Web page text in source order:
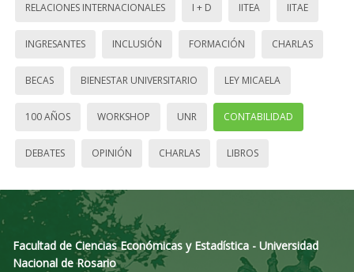
RELACIONES INTERNACIONALES I + D IITEA IITAE
INGRESANTES INCLUSIÓN FORMACIÓN CHARLAS
BECAS BIENESTAR UNIVERSITARIO LEY MICAELA
100 AÑOS WORKSHOP UNR CONTABILIDAD
DEBATES OPINIÓN CHARLAS LIBROS
Facultad de Ciencias Económicas y Estadística - Universidad
Nacional de Rosario